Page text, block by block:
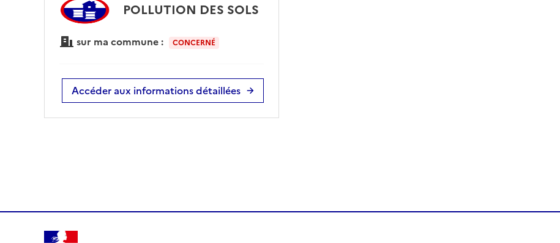
POLLUTION DES SOLS
sur ma commune : CONCERNÉ
Accéder aux informations détaillées